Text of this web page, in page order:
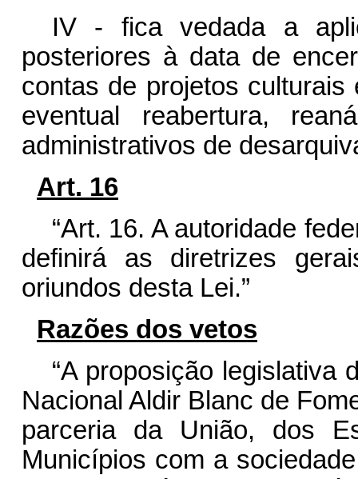
IV - fica vedada a
posteriores à data de
contas de projetos
eventual reabertura,
administrativos de
Art. 16
“Art. 16. A autoridade
definirá as diretrizes
oriundos desta Lei.”
Razões dos vetos
“A proposição legislativa
Nacional Aldir Blanc de
parceria da União, dos
Municípios com a